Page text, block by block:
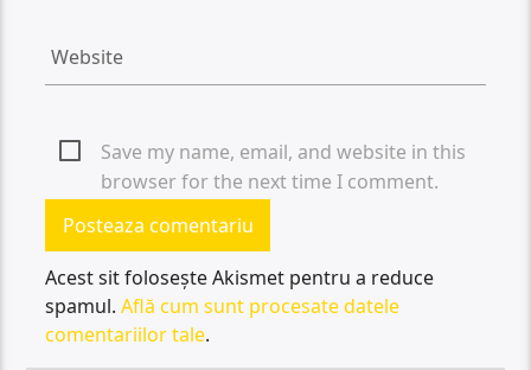
Save my name, email, and website in this
browser for the next time I comment.
Acest sit folosește Akismet pentru a reduce
spamul.Află cum sunt procesate datele
comentariilor tale.